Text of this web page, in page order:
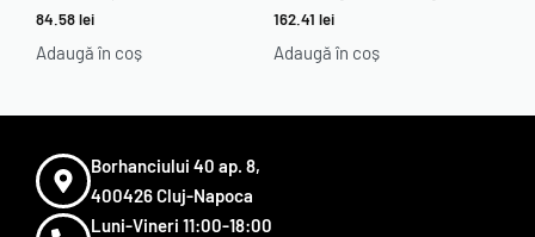
84.58lei
Adaugă în coș
162.41 lei
Adaugă în coș
Borhanciului 40 ap. 8,
400426 Cluj-Napoca
Luni-Vineri 11:00-18:00